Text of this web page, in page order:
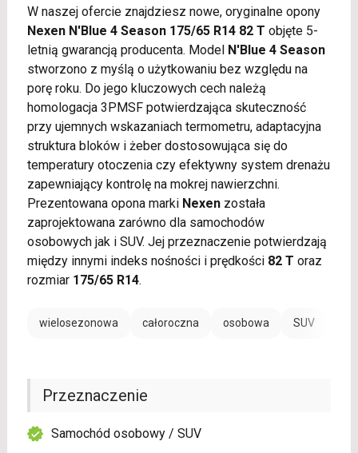
W naszej ofercie znajdziesz nowe, oryginalne opony
Nexen N'Blue 4 Season 175/65 R14 82 T objęte 5-
letnią gwarancją producenta. Model N'Blue 4 Season
stworzono z myślą o użytkowaniu bez względu na
porę roku. Do jego kluczowych cech należą
homologacja 3PMSF potwierdzająca skuteczność
przy ujemnych wskazaniach termometru, adaptacyjna
struktura bloków i żeber dostosowująca się do
temperatury otoczenia czy efektywny system drenażu
zapewniający kontrolę na mokrej nawierzchni.
Prezentowana opona marki Nexenzostała
zaprojektowana zarówno dla samochodów
osobowych jak i SUV. Jej przeznaczenie potwierdzają
między innymi indeks nośności i prędkości 82 T oraz
rozmiar 175/65 R14.
wielosezonowa całoroczna osobowa SUV
Przeznaczenie
Samochód osobowy / SUV